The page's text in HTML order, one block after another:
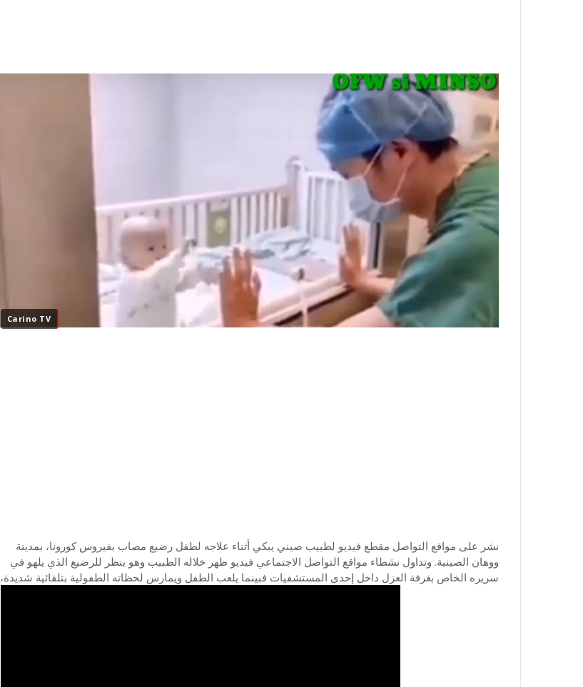
Carino TV
نشر على مواقع التواصل مقطع فيديو لطبيب صيني يبكي أثناء علاجه لطفل رضيع مصاب بفيروس كورونا، بمدينة
ووهان الصينية. وتداول نشطاء مواقع التواصل الاجتماعي فيديو ظهر خلاله الطبيب وهو ينظر للرضيع الذي يلهو في
سريره الخاص بغرفة العزل داخل إحدى المستشفيات فبينما يلعب الطفل ويمارس لحظاته الطفولية بتلقائية شديدة،